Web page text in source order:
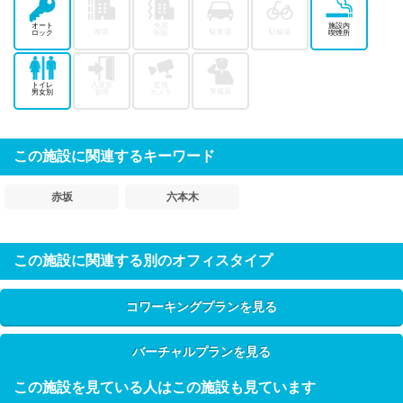
オート
ロック
施設内
喫煙所
トイレ
男女別
カメラ
この施設に関連するキーワード
赤坂 六本木
この施設に関連する別のオフィスタイプ
コワーキングプランを見る
バーチャルプランを見る
この施設を見ている人はこの施設も見ています